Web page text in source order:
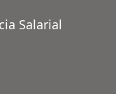
Salarial